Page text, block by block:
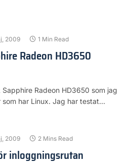
2009 1 Min Read
Radeon HD3650
Radeon HD3650 som jag
har Linux. Jag har testat…
2009 2 Mins Read
inloggningsrutan